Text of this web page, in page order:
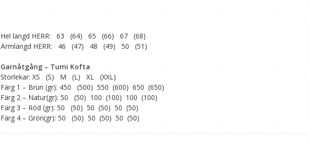
Hel längd HERR: 63 (64) 65 (66) 67 (68)
Ärmlängd HERR: 46 (47) 48 (49) 50 (51)
Garnåtgång – Tumi Kofta
Storlekar: XS (S) M (L) XL (XXL)
Färg 1 – Brun (gr): 450 (500) 550 (600) 650 (650)
Färg 2 – Natur(gr): 50 (50) 100 (100) 100 (100)
Färg 3 – Röd (gr): 50 (50) 50 (50) 50 (50)
Färg 4 – Grön(gr): 50 (50) 50 (50) 50 (50)